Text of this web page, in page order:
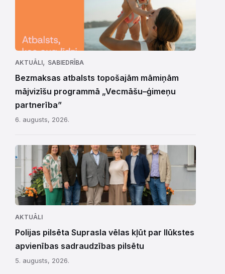
AKTUĀLI, SABIEDRĪBA
Bezmaksas atbalsts topošajām māmiņām
mājvizīšu programmā „Vecmāšu–ģimeņu
partnerība”
6. augusts, 2026.
AKTUĀLI
Polijas pilsēta Suprasla vēlas kļūt par Ilūkstes
apvienības sadraudzības pilsētu
5. augusts, 2026.